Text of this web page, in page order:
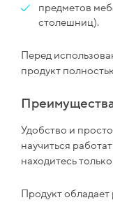
предметов
столешниц).
Перед
продукт
Удобство и
научиться
находитесь
Продукт